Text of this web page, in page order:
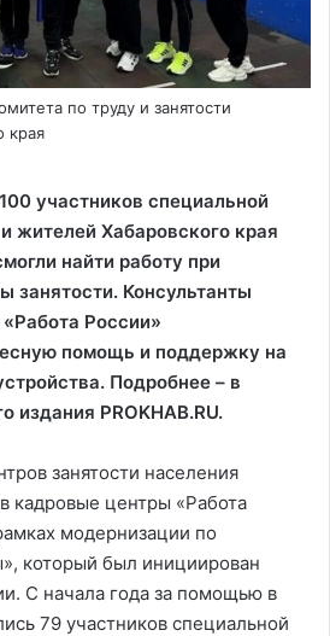
по труду и занятости
края
участников специальной
жителей Хабаровского края
найти работу при
занятости. Консультанты
России»
помощь и поддержку на
Подробнее – в
издания PROKHAB.RU.
занятости населения
кадровые центры «Работа
модернизации по
который был инициирован
С начала года за помощью в
79 участников специальной